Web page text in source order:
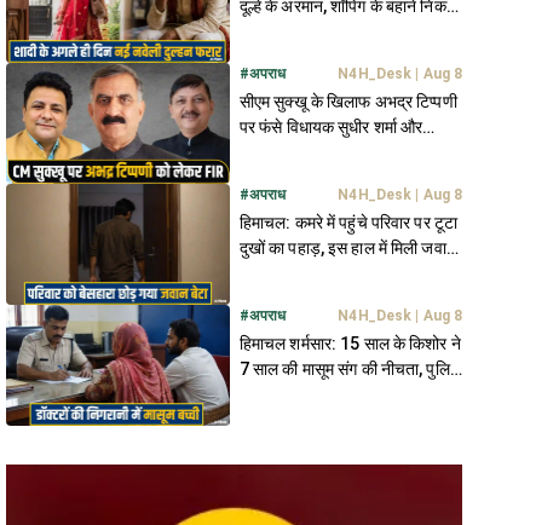
दूल्हे के अरमान, शॉपिंग के बहाने निकली
#अपराध N4H_Desk Aug 8
सीएम सुक्खू के खिलाफ अभद्र टिप्पणी
पर फंसे विधायक सुधीर शर्मा और
#अपराध N4H_Desk Aug 8
हिमाचल: कमरे में पहुंचे परिवार पर टूटा
दुखों का पहाड़, इस हाल में मिली जवान
#अपराध N4H_Desk Aug 8
हिमाचल शर्मसार: 15 साल के किशोर ने
7 साल की मासूम संग की नीचता, पुलिस